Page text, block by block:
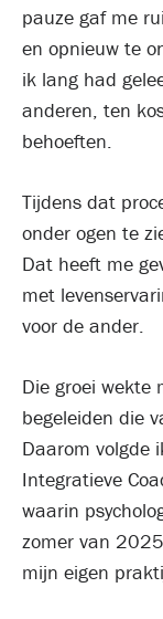
pauze gaf me
en opnieuw te
ik lang had
anderen, ten
behoeften.
Tijdens dat
onder ogen te
Dat heeft me
met
voor de ander.
Die groei wekte
begeleiden die
Daarom volgde
Integratieve
waarin
zomer van
mijn eigen